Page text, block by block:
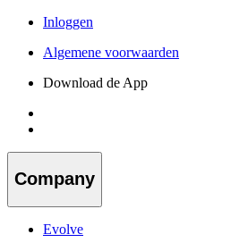
Inloggen
Algemene voorwaarden
Download de App
Company
Evolve